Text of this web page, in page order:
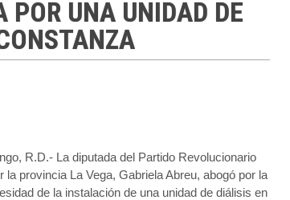
POR UNA UNIDAD DE
R.D.- La diputada del Partido Revolucionario
la provincia La Vega, Gabriela Abreu, abogó por la
de la instalación de una unidad de diálisis en